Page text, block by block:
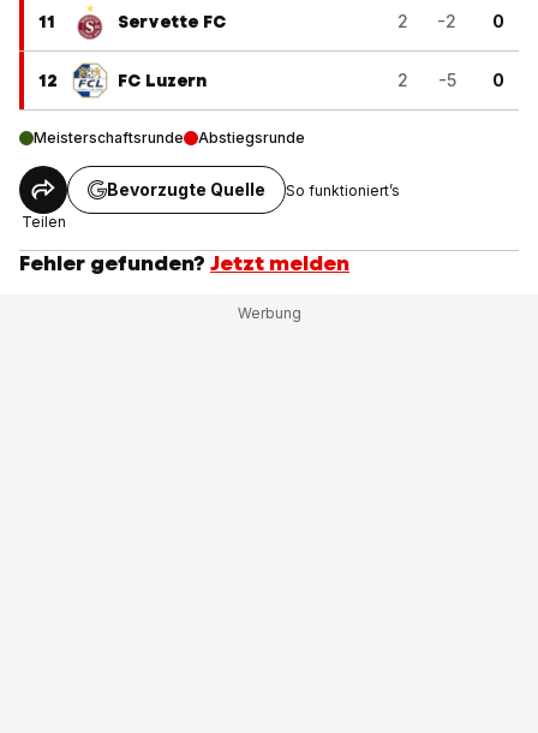
11 Servette FC 2 -2 0
12 FC Luzern 2 -5 0
Meisterschaftsrunde Abstiegsrunde
Teilen
Bevorzugte Quelle So funktioniert’s
Fehler gefunden? Jetzt melden